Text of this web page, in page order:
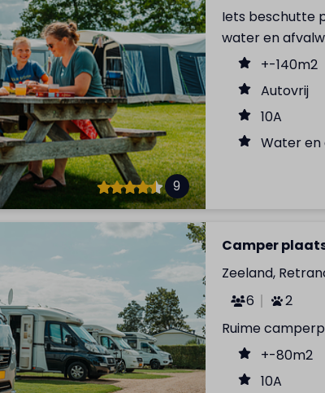
9
Iets beschutte
water en
+-140m2
Autovrij
10A
Water
Camper
Zeeland,
6
2
Ruime
+-80m2
10A